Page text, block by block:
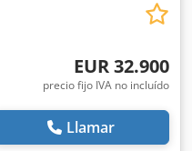
EUR 32.900
precio fijo IVA no incluído
Llamar